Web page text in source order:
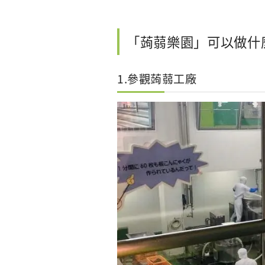
「蒟蒻樂園」可以做
1.參觀蒟蒻工廠